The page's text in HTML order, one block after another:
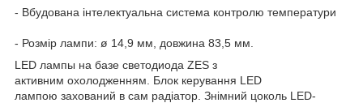
- Вбудована інтелектуальна система контролю температури
- Розмір лампи: ø 14,9 мм, довжина 83,5 мм.
LED лампы на базе светодиода ZES з
активним охолодженням. Блок керування LED
лампою захований в сам радіатор. Знімний цоколь LED-